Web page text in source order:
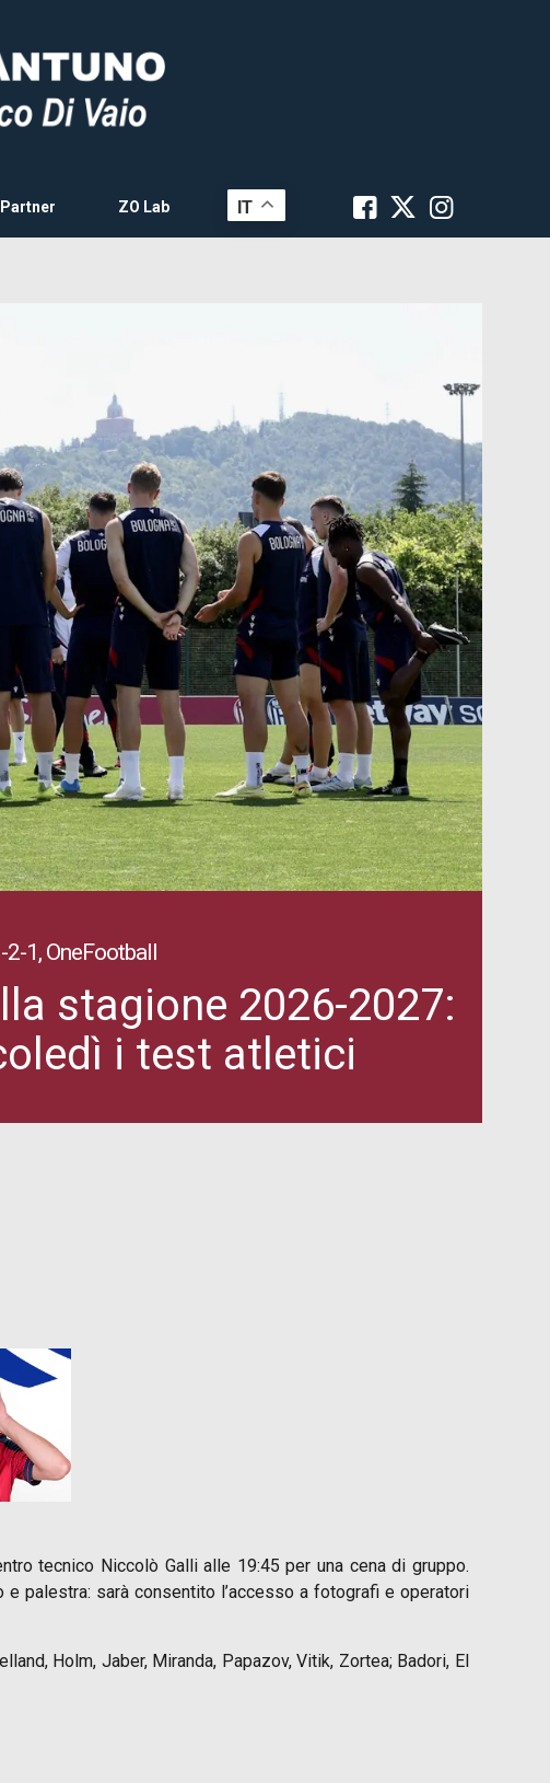
Partner ZO Lab IT
1, OneFootball
stagione 2026-2027:
i test atletici
tecnico Niccolò Galli alle 19:45 per una cena di gruppo.
palestra: sarà consentito l’accesso a fotografi e operatori
Holm, Jaber, Miranda, Papazov, Vitik, Zortea; Badori, El